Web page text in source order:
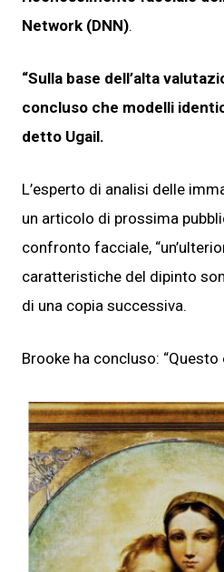
Network (DNN).
“Sulla base dell’alta
concluso che modelli
detto Ugail.
L’esperto di analisi delle
un articolo di prossima
confronto facciale,
caratteristiche del dipinto
di una copia successiva.
Brooke ha concluso: